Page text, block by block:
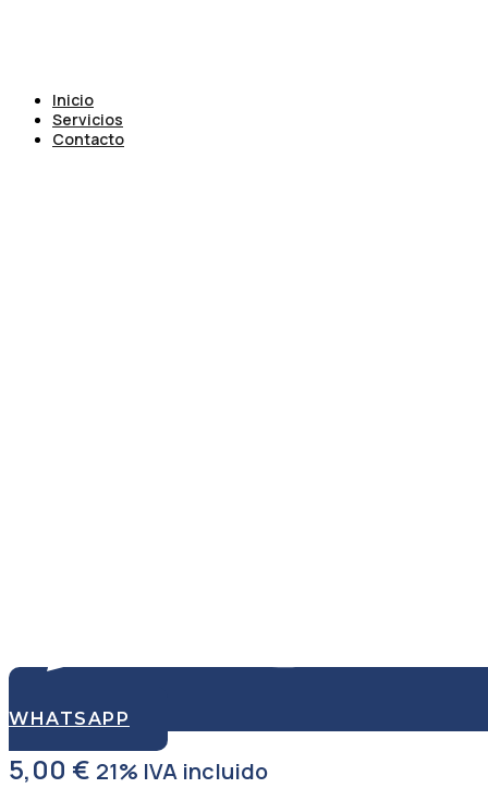
Inicio
Servicios
Contacto
WHATSAPP
5,00 € 21% IVA incluido